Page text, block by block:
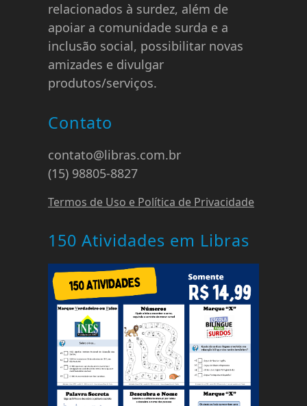
relacionados à surdez, além de
apoiar a comunidade surda e a
inclusão social, possibilitar novas
amizades e divulgar
produtos/serviços.
Contato
contato@libras.com.br
(15) 98805-8827
Termos de Uso e Política de Privacidade
150 Atividades em Libras